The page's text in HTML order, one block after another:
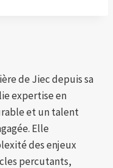
de Jiec depuis sa
expertise en
et un talent
Elle
des enjeux
percutants,